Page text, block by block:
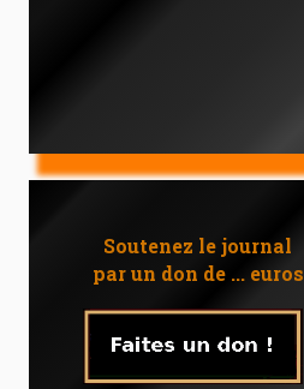
Soutenez le journal
par un don de ... euros